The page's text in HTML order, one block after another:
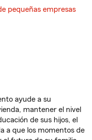
pequeñas empresas
ayude a su
mantener el nivel
de sus hijos, el
a que los momentos de